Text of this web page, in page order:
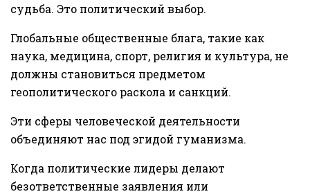
судьба. Это политический выбор.
Глобальные общественные блага, такие как
наука, медицина, спорт, религия и культура, не
должны становиться предметом
геополитического раскола и санкций.
Эти сферы человеческой деятельности
объединяют нас под эгидой гуманизма.
Когда политические лидеры делают
безответственные заявления или